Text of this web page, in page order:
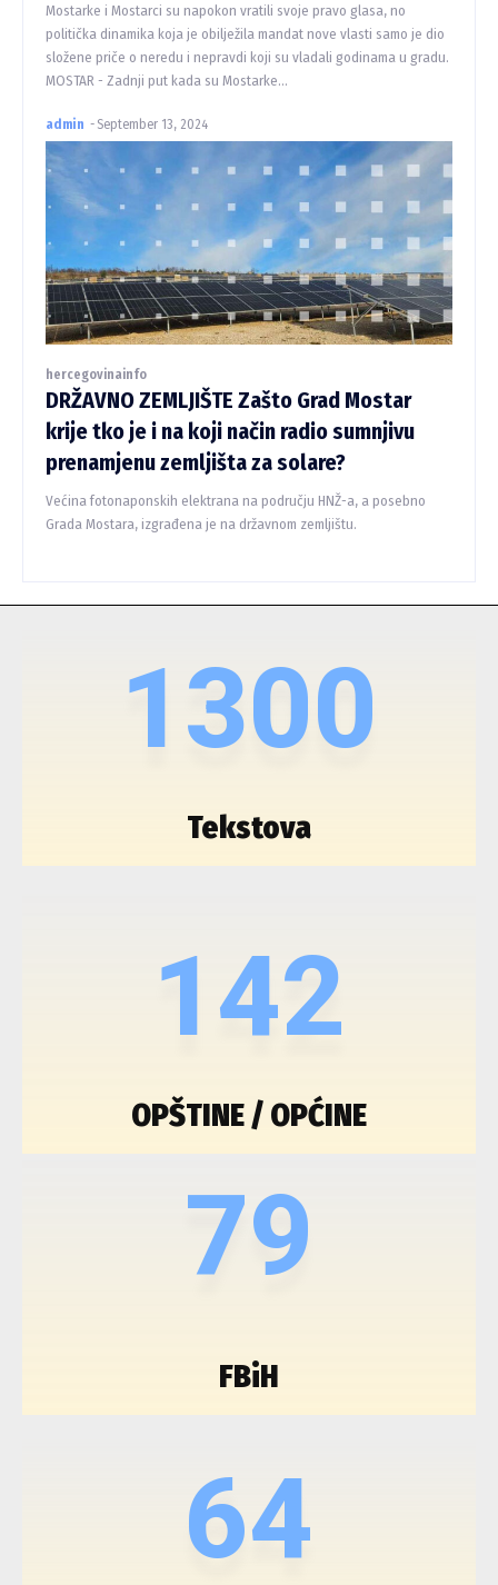
Mostarke i Mostarci su napokon vratili svoje pravo glasa, no
politička dinamika koja je obilježila mandat nove vlasti samo je dio
složene priče o neredu i nepravdi koji su vladali godinama u gradu.
MOSTAR - Zadnji put kada su Mostarke...
admin - September 13, 2024
hercegovinainfo
DRŽAVNO ZEMLJIŠTE Zašto Grad Mostar
krije tko je i na koji način radio sumnjivu
prenamjenu zemljišta za solare?
Većina fotonaponskih elektrana na području HNŽ-a, a posebno
Grada Mostara, izgrađena je na državnom zemljištu.
1300
Tekstova
142
OPŠTINE / OPĆINE
79
FBiH
64